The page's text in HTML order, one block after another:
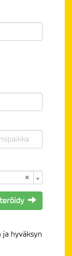
ja hyväksyn